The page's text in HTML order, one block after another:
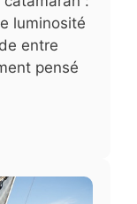
luminosité
entre
pensé